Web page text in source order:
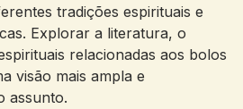
tradições ⁢espirituais e
Explorar a literatura,⁢ o
relacionadas aos bolos
visão mais ampla e
assunto.